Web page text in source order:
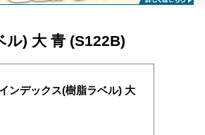
ル) 大 青 (S122B)
ンデックス(樹脂ラベル) 大